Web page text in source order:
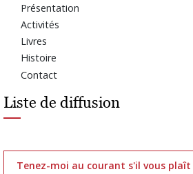
Présentation
Activités
Livres
Histoire
Contact
Liste de diffusion
Tenez-moi au courant s'il vous plaît